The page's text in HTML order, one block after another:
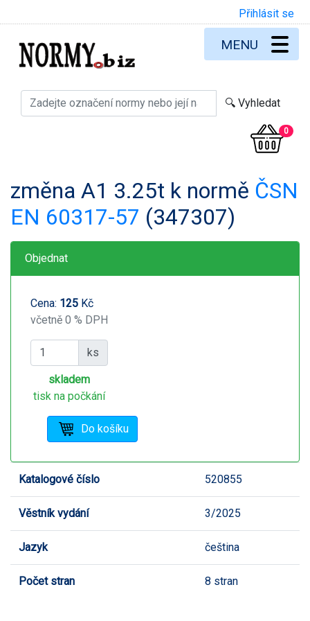
Přihlásit se
0
MENU
změna A1 3.25t k normě ČSN
EN 60317-57 (347307)
Objednat
Cena: 125 Kč
včetně 0 % DPH
ks
skladem
tisk na počkání
Katalogové číslo 520855
Věstník vydání 3/2025
Jazyk čeština
Počet stran 8 stran